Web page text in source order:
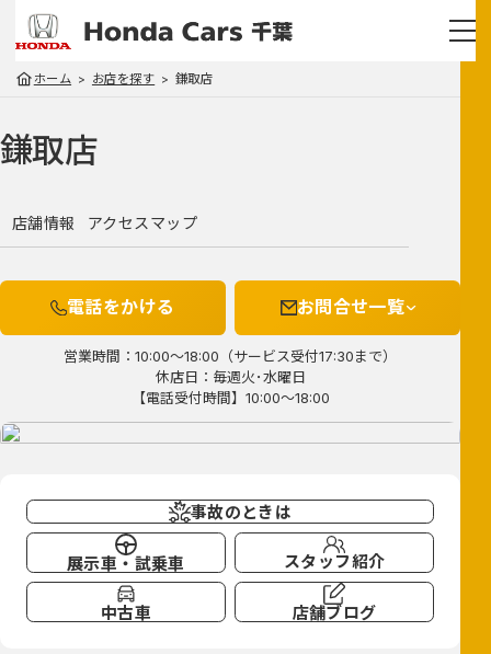
ホーム お店を探す 鎌取店
鎌取店
店舗情報 アクセスマップ
営業時間：10:00～18:00（サービス受付17:30まで）
休店日：毎週火･水曜日
【電話受付時間】10:00～18:00
電話をかける お問合せ一覧
事故のときは
展示車・試乗車 スタッフ紹介
中古車 店舗ブログ